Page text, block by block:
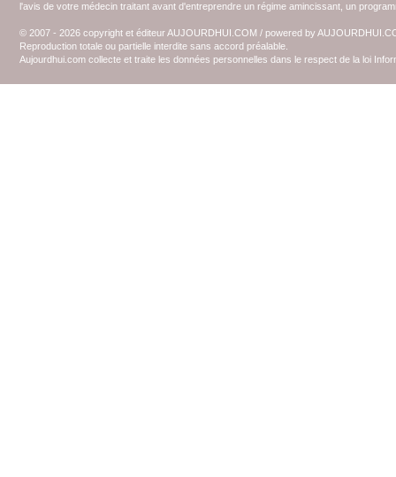
l'avis de votre médecin traitant avant d'entreprendre un régime amincissant, un
© 2007 - 2026 copyright et éditeur AUJOURDHUI.COM / powered by
Reproduction totale ou partielle interdite sans accord préalable.
Aujourdhui.com collecte et traite les données personnelles dans le respect de la loi